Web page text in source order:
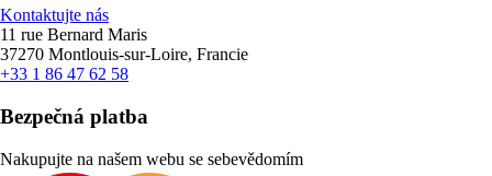
Kontaktujte nás
11 rue Bernard Maris
37270 Montlouis-sur-Loire, Francie
+33 1 86 47 62 58
Bezpečná platba
Nakupujte na našem webu se sebevědomím